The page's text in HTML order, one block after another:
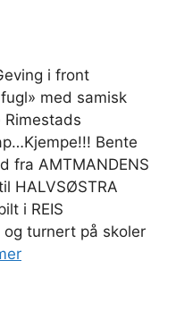
i front
med samisk
Bente
fra AMTMANDENS
HALVSØSTRA
i REIS
og turnert på skoler